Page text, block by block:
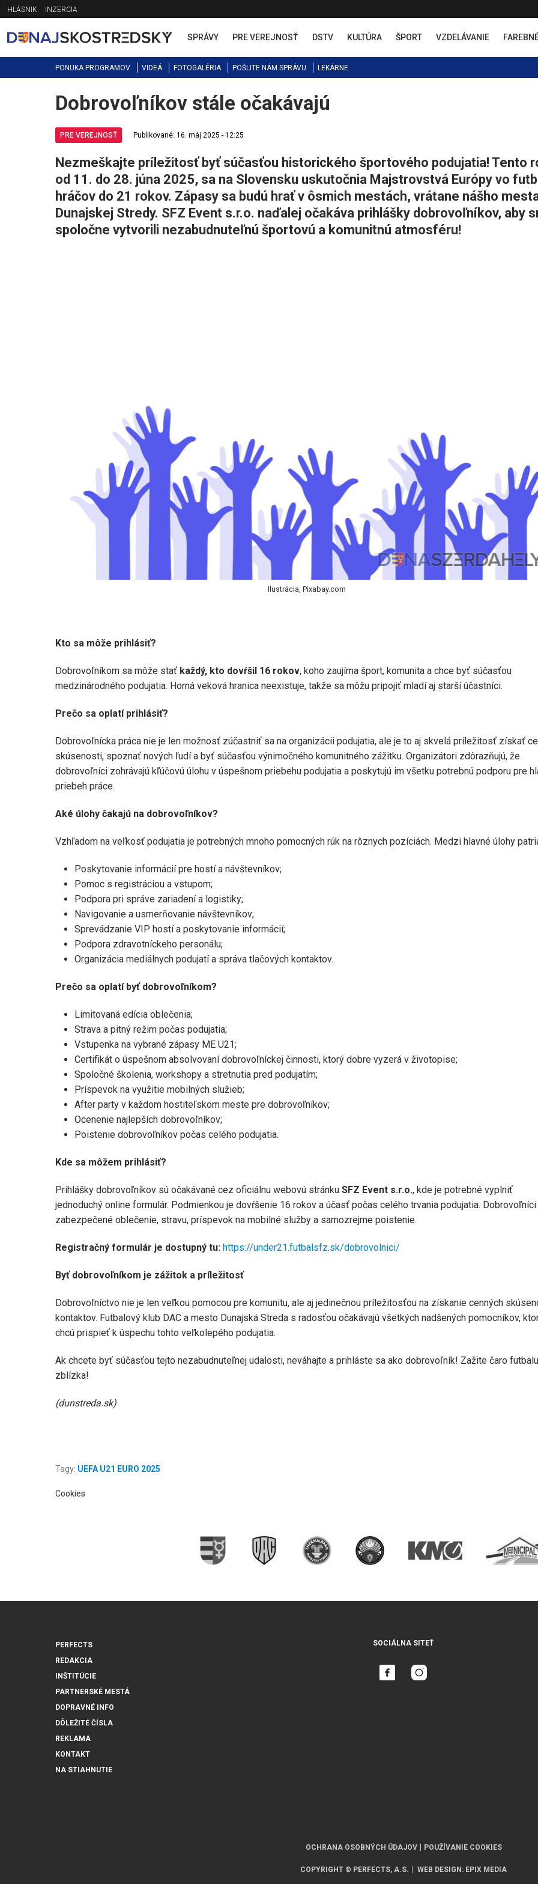
Jump
to
navigation
HLÁSNIK INZERCIA
SPRÁVY PRE VEREJNOSŤ DSTV KULTÚRA ŠPORT VZDELÁVANIE
PONUKA PROGRAMOV VIDEÁ FOTOGALÉRIA POŠLITE NÁM SPRÁVU LEKÁRNE
Back
to
Dobrovoľníkov stále očakávajú
PRE VEREJNOSŤ Publikované: 16. máj 2025 - 12:25
Nezmeškajte príležitosť byť súčasťou historického športového podujatia! Tento
od 11. do 28. júna 2025, sa na Slovensku uskutočnia Majstrovstvá Európy vo
hráčov do 21 rokov. Zápasy sa budú hrať v ôsmich mestách, vrátane nášho
Dunajskej Stredy. SFZ Event s.r.o. naďalej očakáva prihlášky dobrovoľníkov, aby
spoločne vytvorili nezabudnuteľnú športovú a komunitnú atmosféru!
Ilustrácia, Pixabay.com
Kto sa môže prihlásiť?
Dobrovoľníkom sa môže stať každý, kto dovŕšil 16 rokov, koho zaujíma šport, komunita a chce byť súčasťou
medzinárodného podujatia. Horná veková hranica neexistuje, takže sa môžu pripojiť mladí aj starší účastníci.
Prečo sa oplatí prihlásiť?
Dobrovoľnícka práca nie je len možnosť zúčastniť sa na organizácii podujatia, ale je to aj skvelá príležitosť získať
skúsenosti, spoznať nových ľudí a byť súčasťou výnimočného komunitného zážitku. Organizátori zdôrazňujú, že
dobrovoľníci zohrávajú kľúčovú úlohu v úspešnom priebehu podujatia a poskytujú im všetku potrebnú podporu pre
priebeh práce.
Aké úlohy čakajú na dobrovoľníkov?
Vzhľadom na veľkosť podujatia je potrebných mnoho pomocných rúk na rôznych pozíciách. Medzi hlavné úlohy
Poskytovanie informácií pre hostí a návštevníkov;
Pomoc s registráciou a vstupom;
Podpora pri správe zariadení a logistiky;
Navigovanie a usmerňovanie návštevníkov;
Sprevádzanie VIP hostí a poskytovanie informácií;
Podpora zdravotníckeho personálu;
Organizácia mediálnych podujatí a správa tlačových kontaktov.
Prečo sa oplatí byť dobrovoľníkom?
Limitovaná edícia oblečenia;
Strava a pitný režim počas podujatia;
Vstupenka na vybrané zápasy ME U21;
Certifikát o úspešnom absolvovaní dobrovoľníckej činnosti, ktorý dobre vyzerá v životopise;
Spoločné školenia, workshopy a stretnutia pred podujatím;
Príspevok na využitie mobilných služieb;
After party v každom hostiteľskom meste pre dobrovoľníkov;
Ocenenie najlepších dobrovoľníkov;
Poistenie dobrovoľníkov počas celého podujatia.
Kde sa môžem prihlásiť?
Prihlášky dobrovoľníkov sú očakávané cez oficiálnu webovú stránku SFZ Event s.r.o., kde je potrebné vyplniť
jednoduchý online formulár. Podmienkou je dovŕšenie 16 rokov a účasť počas celého trvania podujatia. Dobrovoľníci
zabezpečené oblečenie, stravu, príspevok na mobilné služby a samozrejme poistenie.
Registračný formulár je dostupný tu: https://under21.futbalsfz.sk/dobrovolnici/
Byť dobrovoľníkom je zážitok a príležitosť
Dobrovoľníctvo nie je len veľkou pomocou pre komunitu, ale aj jedinečnou príležitosťou na získanie cenných
kontaktov. Futbalový klub DAC a mesto Dunajská Streda s radosťou očakávajú všetkých nadšených pomocníkov,
chcú prispieť k úspechu tohto veľkolepého podujatia.
Ak chcete byť súčasťou tejto nezabudnuteľnej udalosti, neváhajte a prihláste sa ako dobrovoľník! Zažite čaro futbalu
zblízka!
(dunstreda.sk)
Tagy: UEFA U21 EURO 2025
Cookies
PERFECTS
REDAKCIA
INŠTITÚCIE
PARTNERSKÉ MESTÁ
DOPRAVNÉ INFO
DÔLEŽITÉ ČÍSLA
REKLAMA
KONTAKT
NA STIAHNUTIE
SOCIÁLNA SITEŤ
OCHRANA OSOBNÝCH ÚDAJOV POUŽÍVANIE COOKIES
COPYRIGHT © PERFECTS, A.S. WEB DESIGN : EPIX MEDIA